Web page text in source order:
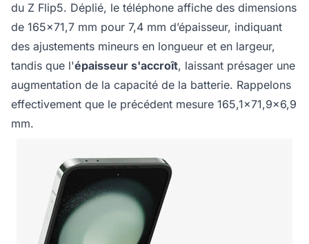
du Z Flip5. Déplié, le téléphone affiche des dimensions
de 165x71,7 mm pour 7,4 mm d’épaisseur, indiquant
des ajustements mineurs en longueur et en largeur,
tandis que l'épaisseur s'accroît, laissant présager une
augmentation de la capacité de la batterie. Rappelons
effectivement que le précédent mesure 165,1x71,9x6,9
mm.